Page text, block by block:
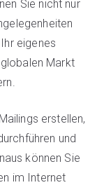
Sie nicht nur
eigenes
Markt
erstellen,
und
können Sie
im Internet